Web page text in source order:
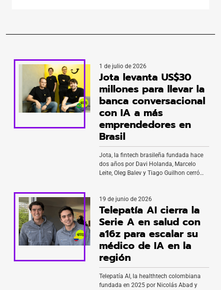
1 de julio de 2026
Jota levanta US$30
millones para llevar la
banca conversacional
con IA a más
emprendedores en
Brasil
Jota, la fintech brasileña fundada hace
dos años por Davi Holanda, Marcelo
Leite, Oleg Balev y Tiago Guilhon cerró
Katie Haun, exfiscal federal de Estados
Unidos y exgeneral partner de
Andreessen Horowitz. Se trata de la
primera inversión de Haun Ventures, […]
19 de junio de 2026
Telepatía AI cierra la
Serie A en salud con
a16z para escalar su
médico de IA en la
región
Telepatía AI, la healthtech colombiana
fundada en 2025 por Nicolás Abad y